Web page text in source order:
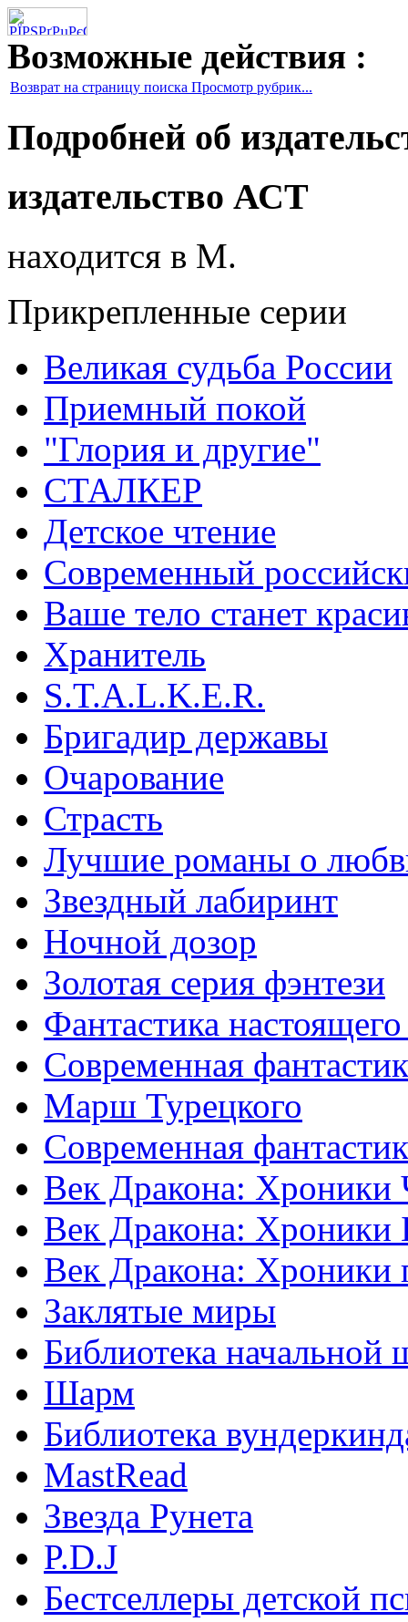
Возможные действия :
Возврат на страницу поиска Просмотр рубрик...
Подробней об
издательство АСТ
находится в М.
Прикрепленные серии
Великая судьба России
Приемный покой
"Глория и другие"
СТАЛКЕР
Детское чтение
Современный
Ваше тело станет
Хранитель
S.T.A.L.K.E.R.
Бригадир державы
Очарование
Страсть
Лучшие романы о
Звездный лабиринт
Ночной дозор
Золотая серия фэнтези
Фантастика
Современная
Марш Турецкого
Современная
Век Дракона: Хроники
Век Дракона: Хроники
Век Дракона: Хроники
Заклятые миры
Библиотека начальной
Шарм
Библиотека
MastRead
Звезда Рунета
P.D.J
Бестселлеры детской